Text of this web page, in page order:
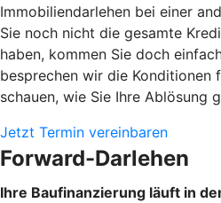
Immobiliendarlehen bei einer
Sie noch nicht die gesamte
haben, kommen Sie doch
besprechen wir die Konditionen
schauen, wie Sie Ihre Ablösung
Jetzt Termin vereinbaren
Forward-Darlehen
Ihre Baufinanzierung läuft in